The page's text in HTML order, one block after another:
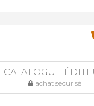
CATALOGUE
achat sécurisé